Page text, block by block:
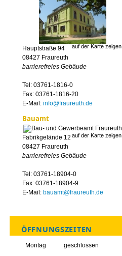
auf der Karte zeigen
Hauptstraße 94
08427 Fraureuth
barrierefreies Gebäude
Tel: 03761-1816-0
Fax: 03761-1816-20
E-Mail: info@fraureuth.de
Bauamt
auf der Karte zeigen
Fabrikgelände 12
08427 Fraureuth
barrierefreies Gebäude
Tel: 03761-18904-0
Fax: 03761-18904-9
E-Mail: bauamt@fraureuth.de
ÖFFNUNGSZEITEN
Montag geschlossen